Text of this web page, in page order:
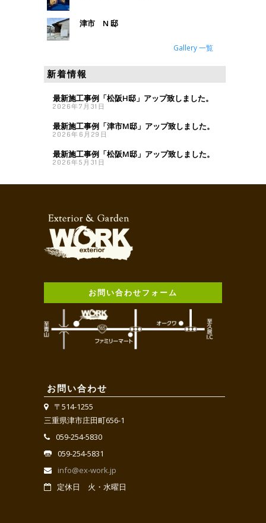
津市 N 邸
Gallery 一覧
新着情報
最新施工事例「松阪H邸」アップ致しました。
2026年7月31日
最新施工事例「津市M邸」アップ致しました。
2026年6月29日
最新施工事例「松阪M邸」アップ致しました。
2026年5月31日
お問い合わせフォーム
お問い合わせ
〒514-1255
三重県津市庄田町656-1
059-254-5830
059-254-5831
info@ex-work.jp
定休日 火・水曜日